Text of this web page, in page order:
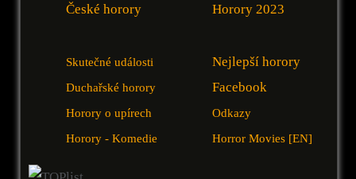
České horory
Horory 2023
Skutečné události
Duchařské horory
Horory o upírech
Horory - Komedie
Nejlepší horory
Facebook
Odkazy
Horror Movies [EN]